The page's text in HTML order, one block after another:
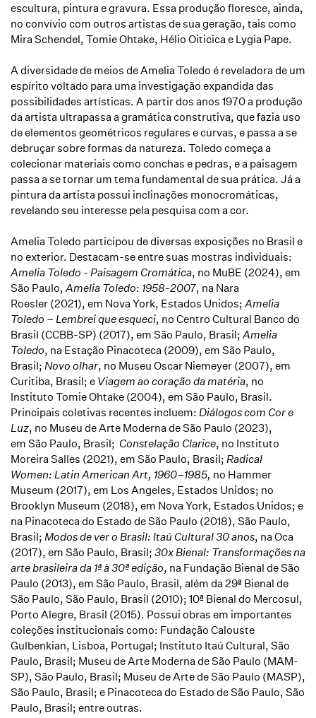
escultura, pintura e gravura. Essa produção floresce, ainda,
no convívio com outros artistas de sua geração, tais como
Mira Schendel, Tomie Ohtake, Hélio Oiticica e Lygia Pape.
A diversidade de meios de Amelia Toledo é reveladora de um
espírito voltado para uma investigação expandida das
possibilidades artísticas. A partir dos anos 1970 a produção
da artista ultrapassa a gramática construtiva, que fazia uso
de elementos geométricos regulares e curvas, e passa a se
debruçar sobre formas da natureza. Toledo começa a
colecionar materiais como conchas e pedras, e a paisagem
passa a se tornar um tema fundamental de sua prática. Já a
pintura da artista possui inclinações monocromáticas,
revelando seu interesse pela pesquisa com a cor.
Amelia Toledo participou de diversas exposições no Brasil e
no exterior. Destacam-se entre suas mostras individuais:
Amelia Toledo - Paisagem Cromática, no MuBE (2024), em
São Paulo,Amelia Toledo: 1958-2007, na Nara
Roesler (2021), em Nova York, Estados Unidos;Amelia
Toledo – Lembrei que esqueci, no Centro Cultural Banco do
Brasil (CCBB-SP) (2017), em São Paulo, Brasil;Amelia
Toledo, na Estação Pinacoteca (2009), em São Paulo,
Brasil; Novo olhar, no Museu Oscar Niemeyer (2007), em
Curitiba, Brasil; e Viagem ao coração da matéria, no
Instituto Tomie Ohtake (2004), em São Paulo, Brasil.
Principais coletivas recentes incluem: Diálogos com Cor e
Luz, no Museu de Arte Moderna de São Paulo (2023),
em São Paulo, Brasil; Constelação Clarice, no Instituto
Moreira Salles (2021), em São Paulo, Brasil; Radical
Women: Latin American Art, 1960–1985, no Hammer
Museum (2017), em Los Angeles, Estados Unidos; no
Brooklyn Museum (2018), em Nova York, Estados Unidos; e
na Pinacoteca do Estado de São Paulo (2018), São Paulo,
Brasil; Modos de ver o Brasil: Itaú Cultural 30 anos, na Oca
(2017), em São Paulo, Brasil; 30x Bienal: Transformações na
arte brasileira da 1ª à 30ª edição, na Fundação Bienal de São
Paulo (2013), em São Paulo, Brasil, além da 29ª Bienal de
São Paulo, São Paulo, Brasil (2010); 10ª Bienal do Mercosul,
Porto Alegre, Brasil (2015). Possui obras em importantes
coleções institucionais como: Fundação Calouste
Gulbenkian, Lisboa, Portugal; Instituto Itaú Cultural, São
Paulo, Brasil; Museu de Arte Moderna de São Paulo (MAM-
SP), São Paulo, Brasil; Museu de Arte de São Paulo (MASP),
São Paulo, Brasil; e Pinacoteca do Estado de São Paulo, São
Paulo, Brasil; entre outras.